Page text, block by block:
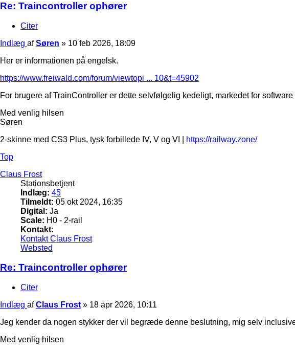
Re: Traincontroller ophører
Citer
Indlæg afSøren » 10 feb 2026, 18:09
Her er informationen på engelsk.
https://www.freiwald.com/forum/viewtopi ... 10&t=45902
For brugere af TrainController er dette selvfølgelig kedeligt, markedet for
Med venlig hilsen
Søren
2-skinne med CS3 Plus, tysk forbillede IV, V og VI |
https://railway.zone/
Top
Claus Frost
Stationsbetjent
Indlæg: 45
Tilmeldt: 05 okt 2024, 16:35
Digital: Ja
Scale: H0 - 2-rail
Kontakt:
Kontakt Claus Frost
Websted
Re: Traincontroller ophører
Citer
Indlæg afClaus Frost » 18 apr 2026, 10:11
Jeg kender da nogen stykker der vil begræde denne beslutning, mig selv
Med venlig hilsen